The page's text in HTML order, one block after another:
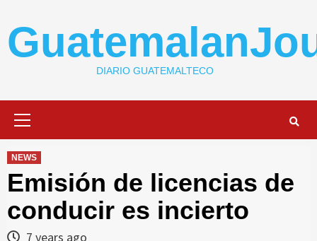
content
DIARIO GUATEMALTECO
NEWS
Emisión de licencias de
conducir es incierto
7 years ago